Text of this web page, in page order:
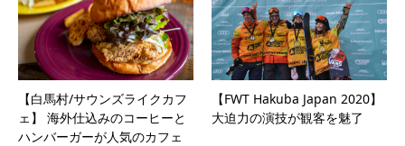
【白馬村/サウンズライクカフ
ェ】 海外仕込みのコーヒーと
ハンバーガーが人気のカフェ
【FWT Hakuba Japan 2020】
大迫力の演技が観客を魅了